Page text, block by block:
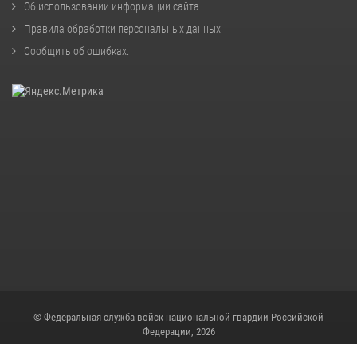
Об использовании информации сайта
Правила обработки персональных данных
Сообщить об ошибках.
© Федеральная служба войск национальной гвардии Российской
Федерации, 2026